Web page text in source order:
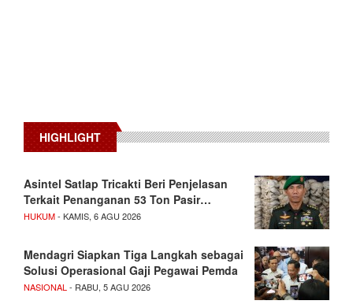
HIGHLIGHT
Asintel Satlap Tricakti Beri Penjelasan
Terkait Penanganan 53 Ton Pasir…
HUKUM- KAMIS, 6 AGU 2026
Mendagri Siapkan Tiga Langkah sebagai
Solusi Operasional Gaji Pegawai Pemda
NASIONAL - RABU, 5 AGU 2026